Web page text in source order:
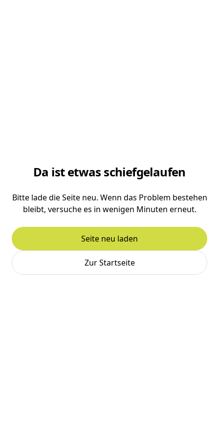
Da ist etwas schiefgelaufen
Bitte lade die Seite neu. Wenn das Problem bestehen
bleibt, versuche es in wenigen Minuten erneut.
Seite neu laden
Zur Startseite